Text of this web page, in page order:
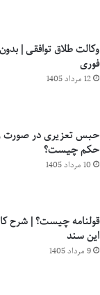
وکالت طلاق توافقی |
فوری
12 مرداد 1405
حبس تعزیری در صورت
حکم چیست؟
10 مرداد 1405
قولنامه چیست؟ | شرح
این سند
9 مرداد 1405